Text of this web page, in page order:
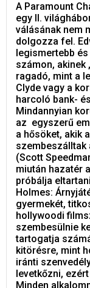
A Paramount
egy II.
válásának nem
dolgozza fel.
legismertebb
számon, akinek
ragadó, mint a
Clyde vagy a
harcoló bank-
Mindannyian
az egyszerű
a hősöket, akik
szembeszálltak
(Scott
miután hazatér
próbálja
Holmes:
gyermekét,
hollywoodi
szembesülnie
tartogatja
kitörésre, mint
iránti
levetkőzni,
Minden